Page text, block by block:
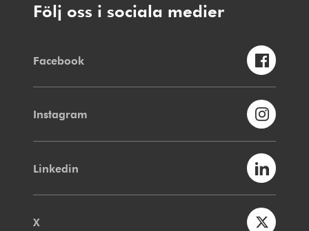
Följ oss i sociala medier
Facebook
Instagram
Linkedin
X